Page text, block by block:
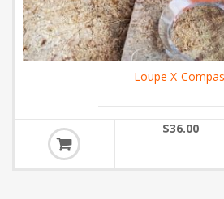
Loupe X-
$36.00